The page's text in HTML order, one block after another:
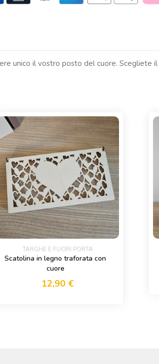
unico il vostro posto del cuore. Scegliete
TARGHE E FUORI PORTA
Scatolina in legno traforata con
cuore
12,90 €